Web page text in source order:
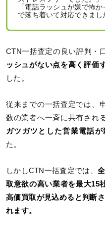
「電話ラッシュが嫌で怖
で落ち着いて対応できまし
CTN一括査定の良い評判・
ッシュがない点を高く評価
した。
従来までの一括査定では、
数の業者へ一斉に共有され
ガツガツとした営業電話が
た。
しかしCTN一括査定では、
取意欲の高い業者を最大15
高価買取が見込めると判断
れます。